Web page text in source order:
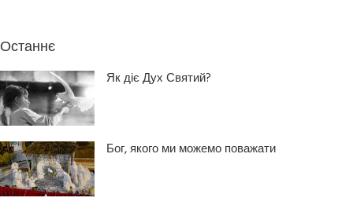
Останнє
Як діє Дух Святий?
Бог, якого ми можемо поважати